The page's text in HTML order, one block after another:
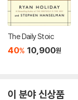
The Daily Stoic
40% 10,900원
이 분야 신상품